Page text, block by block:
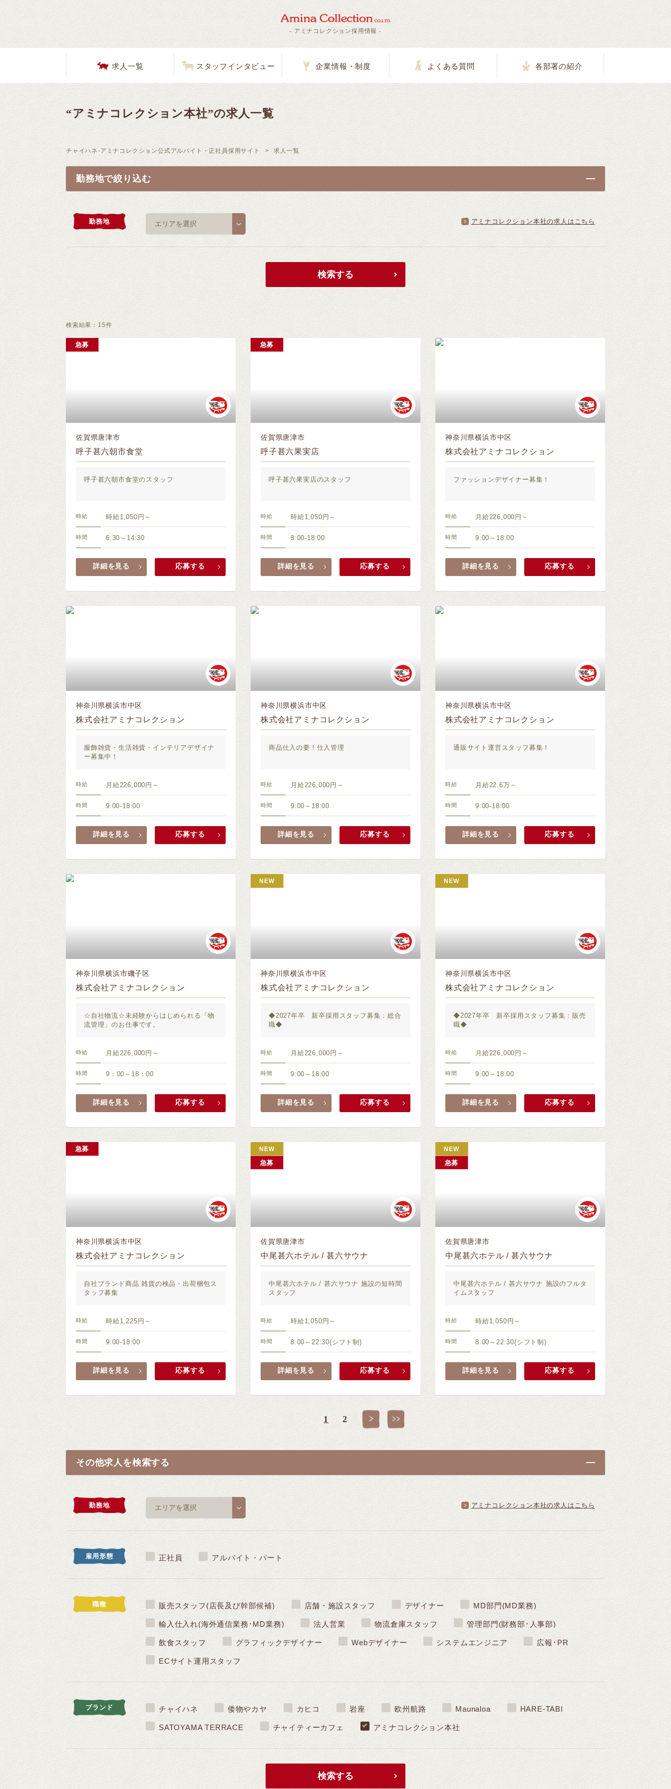
- アミナコレクション採用情報 -
求人一覧 スタッフインタビュー 企業情報・制度 よくある質問 各部署の紹介
“アミナコレクション本社”の求人一覧
チャイハネ-アミナコレクション公式アルバイト・正社員採用サイト > 求人一覧
勤務地で絞り込む
勤務地 アミナコレクション本社の求人はこちら
検索結果： 15件
佐賀県唐津市
呼子甚六朝市食堂
呼子甚六朝市食堂のスタッフ
時給 時給1,050円～
時間 6:30～14:30
急募
詳細を見る 応募する
佐賀県唐津市
呼子甚六果実店
呼子甚六果実店のスタッフ
時給 時給1,050円～
時間 8:00-18:00
急募
詳細を見る 応募する
神奈川県横浜市中区
株式会社アミナコレクション
ファッションデザイナー募集！
時給 月給226,000円～
時間 9:00～18:00
詳細を見る 応募する
神奈川県横浜市中区
株式会社アミナコレクション
服飾雑貨・生活雑貨・インテリアデザイナ
ー募集中！
時給 月給226,000円～
時間 9:00-18:00
詳細を見る 応募する
神奈川県横浜市中区
株式会社アミナコレクション
商品仕入の要！仕入管理
時給 月給226,000円～
時間 9:00～18:00
詳細を見る 応募する
神奈川県横浜市中区
株式会社アミナコレクション
通販サイト運営スタッフ募集！
時給 月給22.6万～
時間 9:00-18:00
詳細を見る 応募する
神奈川県横浜市磯子区
株式会社アミナコレクション
☆自社物流☆未経験からはじめられる「物
流管理」のお仕事です。
時給 月給226,000円～
時間 9：00～18：00
詳細を見る 応募する
神奈川県横浜市中区
株式会社アミナコレクション
◆2027年卒 新卒採用スタッフ募集：総合
職◆
時給 月給226,000円～
時間 9:00～18:00
NEW
詳細を見る 応募する
神奈川県横浜市中区
株式会社アミナコレクション
◆2027年卒 新卒採用スタッフ募集：販売
職◆
時給 月給226,000円～
時間 9:00～18:00
NEW
詳細を見る 応募する
神奈川県横浜市中区
株式会社アミナコレクション
自社ブランド商品 雑貨の検品・出荷梱包ス
タッフ募集
時給 時給1,225円～
時間 9:00-18:00
急募
詳細を見る 応募する
佐賀県唐津市
中尾甚六ホテル / 甚六サウナ
中尾甚六ホテル / 甚六サウナ 施設の短時間
スタッフ
時給 時給1,050円～
時間 8:00～22:30(シフト制)
NEW
急募
詳細を見る 応募する
佐賀県唐津市
中尾甚六ホテル / 甚六サウナ
中尾甚六ホテル / 甚六サウナ 施設のフルタ
イムスタッフ
時給 時給1,050円～
時間 8:00～22:30(シフト制)
NEW
急募
詳細を見る 応募する
1 2 › »
その他求人を検索する
勤務地 アミナコレクション本社の求人はこちら
雇用形態 正社員 アルバイト・パート
職種 販売スタッフ(店長及び幹部候補) 店舗・施設スタッフ デザイナー MD部門(MD業務)
輸入仕入れ(海外通信業務･MD業務) 法人営業 物流倉庫スタッフ 管理部門(財務部･人事部)
飲食スタッフ グラフィックデザイナー Webデザイナー システムエンジニア 広報･PR
ECサイト運用スタッフ
ブランド チャイハネ 倭物やカヤ カヒコ 岩座 欧州航路 Maunaloa HARE-TABI
SATOYAMA TERRACE チャイティーカフェ アミナコレクション本社